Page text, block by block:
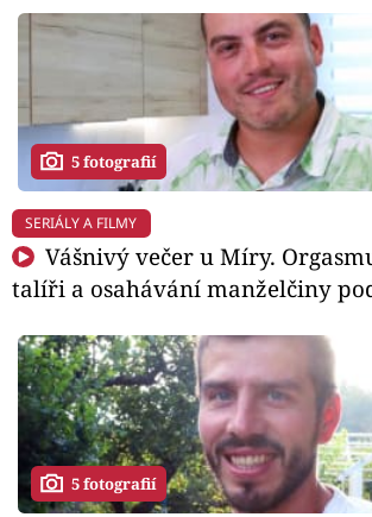
5 fotografií
SERIÁLY A FILMY
Vášnivý večer u Míry.
talíři a osahávání manželčiny
5 fotografií